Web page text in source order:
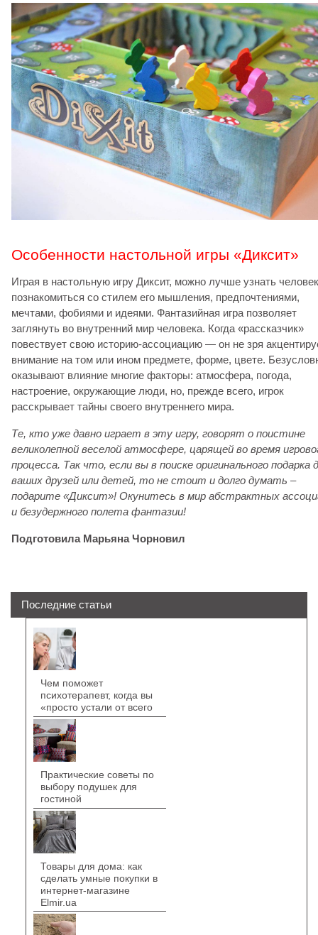
Особенности настольной игры «Диксит»
Играя в настольную игру Диксит, можно лучше узнать
познакомиться со стилем его мышления, предпочтениями,
мечтами, фобиями и идеями. Фантазийная игра позволяет
заглянуть во внутренний мир человека. Когда «рассказчик»
повествует свою историю-ассоциацию — он не зря
внимание на том или ином предмете, форме, цвете.
оказывают влияние многие факторы: атмосфера, погода,
настроение, окружающие люди, но, прежде всего, игрок
расскрывает тайны своего внутреннего мира.
Те, кто уже давно играет в эту игру, говорят о поистине
великолепной веселой атмосфере, царящей во время
процесса. Так что, если вы в поиске оригинального подарка
ваших друзей или детей, то не стоит и долго думать –
подарите «Диксит»! Окунитесь в мир абстрактных
и безудержного полета фантазии!
Подготовила Марьяна Чорновил
Последние статьи
Чем поможет
психотерапевт, когда вы
«просто устали от всего
Практические советы по
выбору подушек для
гостиной
Товары для дома: как
сделать умные покупки в
интернет-магазине
Elmir.ua